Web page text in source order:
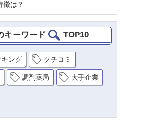
徴は？
キーワード TOP10
キング クチコミ
調剤薬局 大手企業